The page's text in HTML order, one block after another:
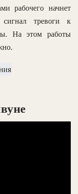
рабочего начнет
сигнал тревоги к
На этом работы